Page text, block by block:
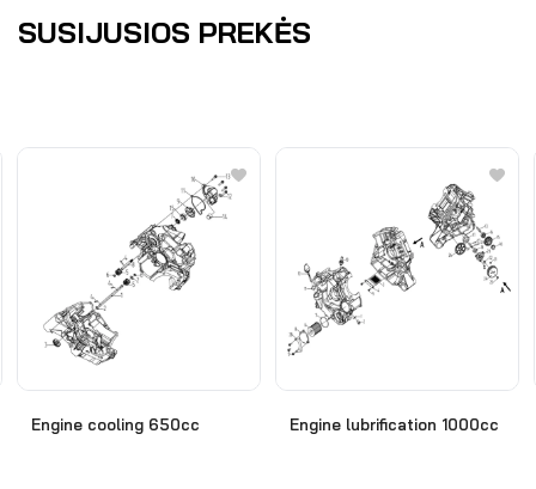
SUSIJUSIOS PREKĖS
Engine cooling 650cc Engine lubrification 1000cc